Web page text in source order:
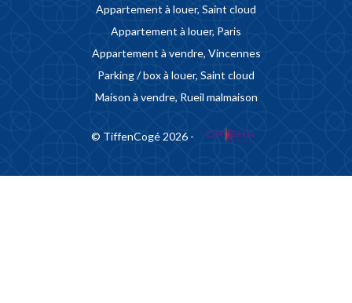
Appartement à louer, Saint cloud
Appartement à louer, Paris
Appartement à vendre, Vincennes
Parking / box à louer, Saint cloud
Maison à vendre, Rueil malmaison
© TiffenCogé 2026 -